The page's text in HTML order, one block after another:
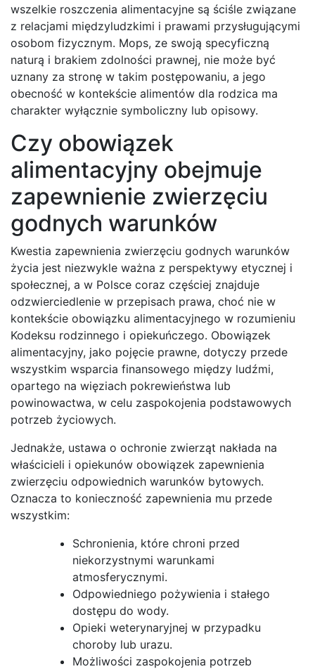
wszelkie roszczenia alimentacyjne są ściśle związane
z relacjami międzyludzkimi i prawami przysługującymi
osobom fizycznym. Mops, ze swoją specyficzną
naturą i brakiem zdolności prawnej, nie może być
uznany za stronę w takim postępowaniu, a jego
obecność w kontekście alimentów dla rodzica ma
charakter wyłącznie symboliczny lub opisowy.
Czy obowiązek
alimentacyjny obejmuje
zapewnienie zwierzęciu
godnych warunków
Kwestia zapewnienia zwierzęciu godnych warunków
życia jest niezwykle ważna z perspektywy etycznej i
społecznej, a w Polsce coraz częściej znajduje
odzwierciedlenie w przepisach prawa, choć nie w
kontekście obowiązku alimentacyjnego w rozumieniu
Kodeksu rodzinnego i opiekuńczego. Obowiązek
alimentacyjny, jako pojęcie prawne, dotyczy przede
wszystkim wsparcia finansowego między ludźmi,
opartego na więziach pokrewieństwa lub
powinowactwa, w celu zaspokojenia podstawowych
potrzeb życiowych.
Jednakże, ustawa o ochronie zwierząt nakłada na
właścicieli i opiekunów obowiązek zapewnienia
zwierzęciu odpowiednich warunków bytowych.
Oznacza to konieczność zapewnienia mu przede
wszystkim:
Schronienia, które chroni przed
niekorzystnymi warunkami
atmosferycznymi.
Odpowiedniego pożywienia i stałego
dostępu do wody.
Opieki weterynaryjnej w przypadku
choroby lub urazu.
Możliwości zaspokojenia potrzeb